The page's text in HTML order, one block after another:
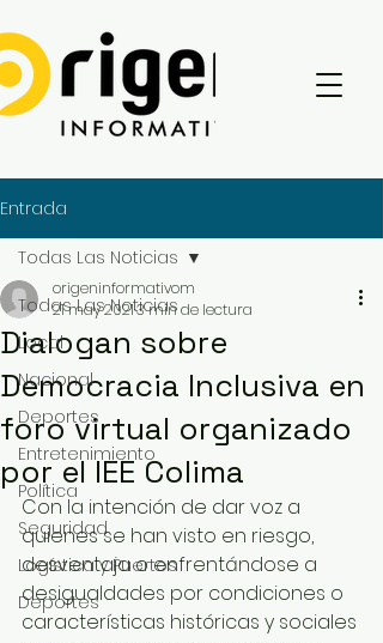
Entrada
Todas Las Noticias
Local
Nacional
Deportes
Entretenimiento
Política
Seguridad
Logística y Puertos
Deportes
Todas Las Noticias
Dialogan sobre
Democracia Inclusiva en
foro virtual organizado
por el IEE Colima
origeninformativom
21 may 20213 min de lectura
Con la intención de dar voz a
quienes se han visto en riesgo,
desventaja o enfrentándose a
desigualdades por condiciones o
características históricas y sociales